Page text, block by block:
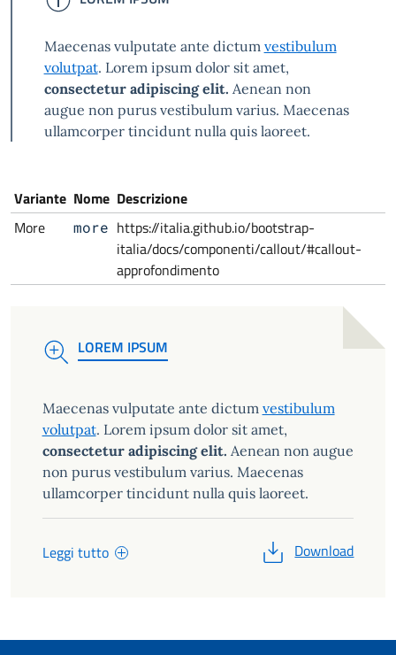
Maecenas vulputate ante dictum vestibulum
volutpat. Lorem ipsum dolor sit amet,
consectetur adipiscing elit. Aenean non
augue non purus vestibulum varius. Maecenas
ullamcorper tincidunt nulla quis laoreet.
Variante Nome Descrizione
More
more https://italia.github.io/bootstrap-
italia/docs/componenti/callout/#callout-
approfondimento
NOTE LOREM IPSUM
Maecenas vulputate ante dictum vestibulum
volutpat. Lorem ipsum dolor sit amet,
consectetur adipiscing elit. Aenean non augue
non purus vestibulum varius. Maecenas
ullamcorper tincidunt nulla quis laoreet.
Leggi tutto Download